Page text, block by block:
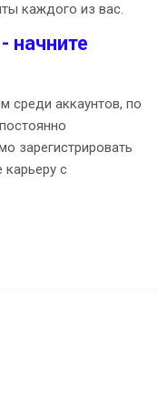
каждого из вас.
начните
среди аккаунтов, по
зарегистрировать
карьеру с